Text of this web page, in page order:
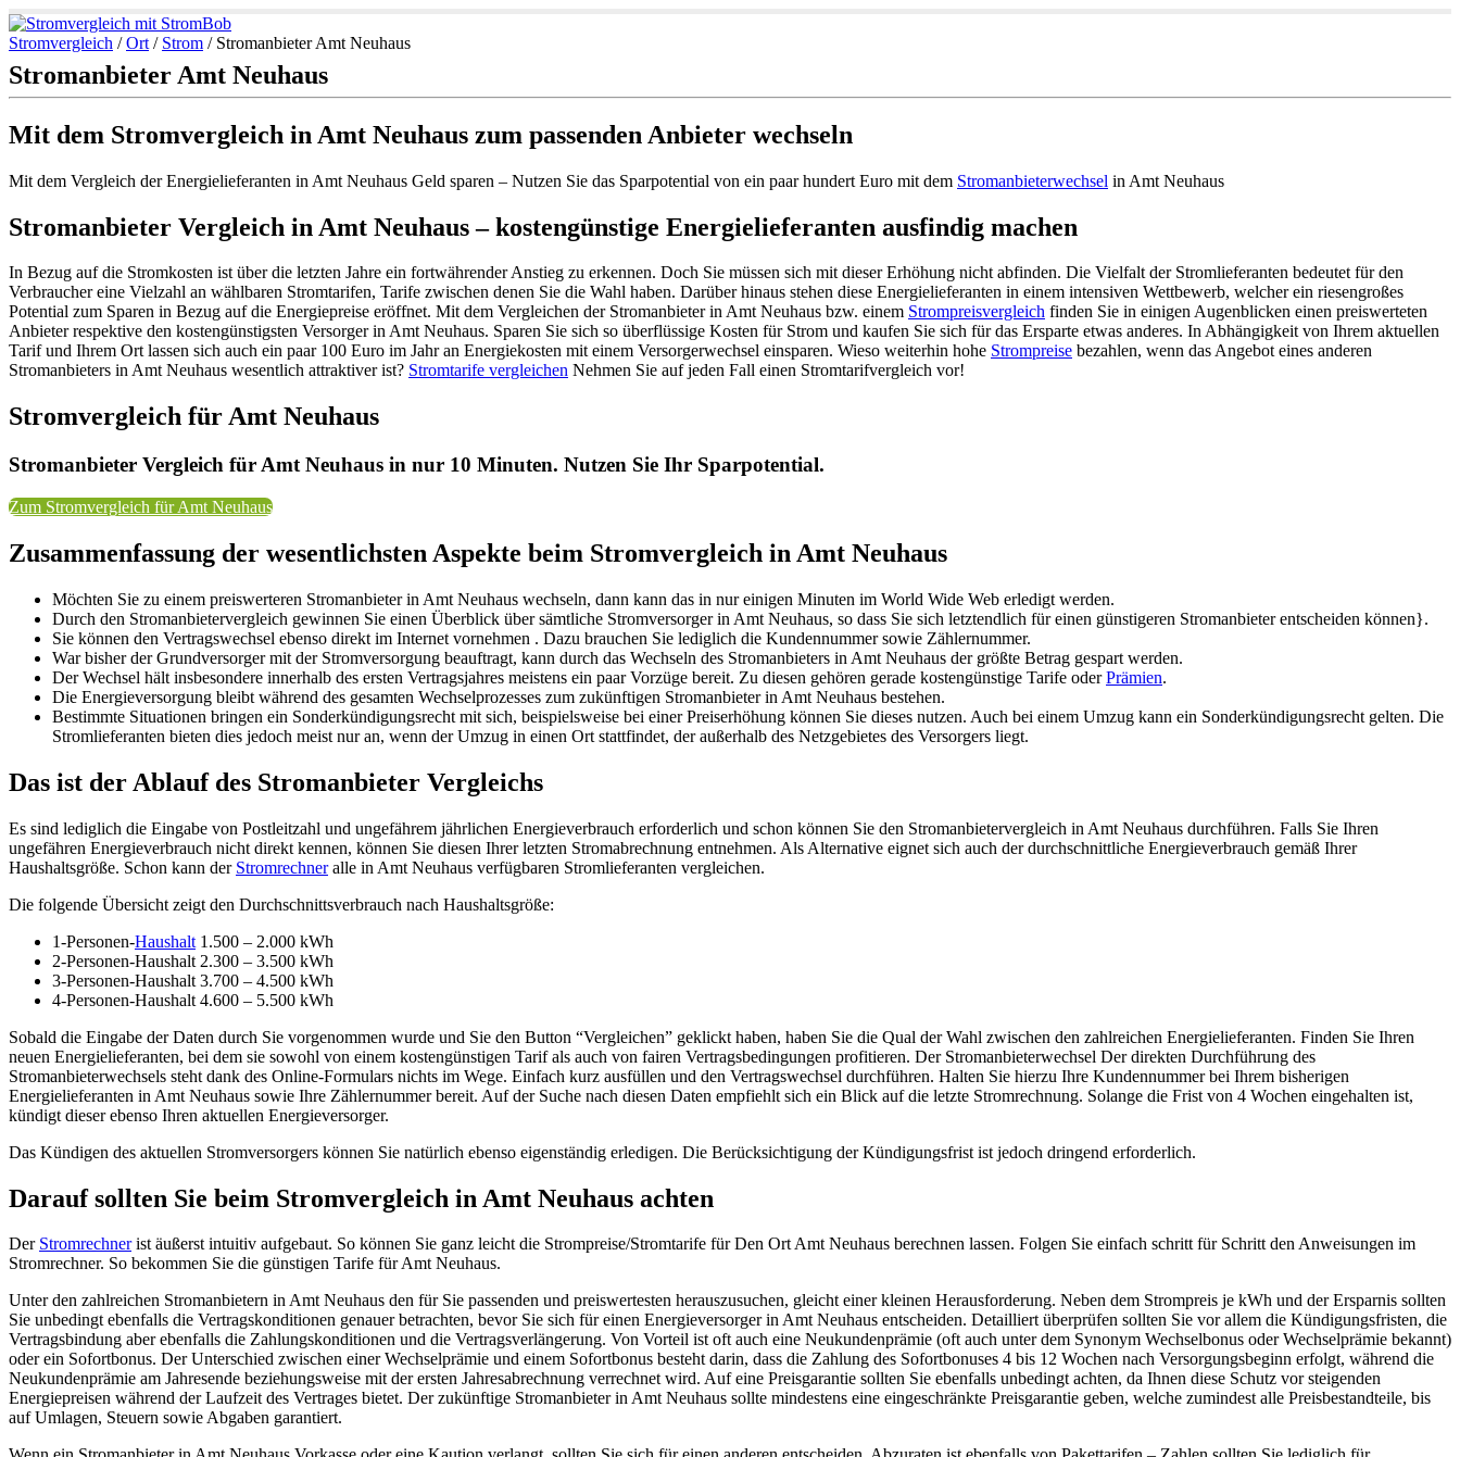
Stromvergleich /Ort / Strom / Stromanbieter Amt Neuhaus
Stromanbieter Amt Neuhaus
Mit dem Stromvergleich in Amt Neuhaus zum passenden Anbieter wechseln
Mit dem Vergleich der Energielieferanten in Amt Neuhaus Geld sparen – Nutzen Sie das Sparpotential von ein paar hundert Euro mit dem Stromanbieterwechsel in Amt Neuhaus
Stromanbieter Vergleich in Amt Neuhaus – kostengünstige Energielieferanten ausfindig machen
In Bezug auf die Stromkosten ist über die letzten Jahre ein fortwährender Anstieg zu erkennen. Doch Sie müssen sich mit dieser Erhöhung nicht abfinden. Die Vielfalt der Stromlieferanten bedeutet für den
Verbraucher eine Vielzahl an wählbaren Stromtarifen, Tarife zwischen denen Sie die Wahl haben. Darüber hinaus stehen diese Energielieferanten in einem intensiven Wettbewerb, welcher ein riesengroßes
Potential zum Sparen in Bezug auf die Energiepreise eröffnet. Mit dem Vergleichen der Stromanbieter in Amt Neuhaus bzw. einem Strompreisvergleich finden Sie in einigen Augenblicken einen preiswerteten
Anbieter respektive den kostengünstigsten Versorger in Amt Neuhaus. Sparen Sie sich so überflüssige Kosten für Strom und kaufen Sie sich für das Ersparte etwas anderes. In Abhängigkeit von Ihrem aktuellen
Tarif und Ihrem Ort lassen sich auch ein paar 100 Euro im Jahr an Energiekosten mit einem Versorgerwechsel einsparen. Wieso weiterhin hohe Strompreise bezahlen, wenn das Angebot eines anderen
Stromanbieters in Amt Neuhaus wesentlich attraktiver ist? Stromtarife vergleichen Nehmen Sie auf jeden Fall einen Stromtarifvergleich vor!
Stromvergleich für Amt Neuhaus
Stromanbieter Vergleich für Amt Neuhaus in nur 10 Minuten. Nutzen Sie Ihr Sparpotential.
Zum Stromvergleich für Amt Neuhaus
Zusammenfassung der wesentlichsten Aspekte beim Stromvergleich in Amt Neuhaus
Möchten Sie zu einem preiswerteren Stromanbieter in Amt Neuhaus wechseln, dann kann das in nur einigen Minuten im World Wide Web erledigt werden.
Durch den Stromanbietervergleich gewinnen Sie einen Überblick über sämtliche Stromversorger in Amt Neuhaus, so dass Sie sich letztendlich für einen günstigeren Stromanbieter entscheiden können}.
Sie können den Vertragswechsel ebenso direkt im Internet vornehmen . Dazu brauchen Sie lediglich die Kundennummer sowie Zählernummer.
War bisher der Grundversorger mit der Stromversorgung beauftragt, kann durch das Wechseln des Stromanbieters in Amt Neuhaus der größte Betrag gespart werden.
Der Wechsel hält insbesondere innerhalb des ersten Vertragsjahres meistens ein paar Vorzüge bereit. Zu diesen gehören gerade kostengünstige Tarife oderPrämien.
Die Energieversorgung bleibt während des gesamten Wechselprozesses zum zukünftigen Stromanbieter in Amt Neuhaus bestehen.
Bestimmte Situationen bringen ein Sonderkündigungsrecht mit sich, beispielsweise bei einer Preiserhöhung können Sie dieses nutzen. Auch bei einem Umzug kann ein Sonderkündigungsrecht gelten. Die
Stromlieferanten bieten dies jedoch meist nur an, wenn der Umzug in einen Ort stattfindet, der außerhalb des Netzgebietes des Versorgers liegt.
Das ist der Ablauf des Stromanbieter Vergleichs
Es sind lediglich die Eingabe von Postleitzahl und ungefährem jährlichen Energieverbrauch erforderlich und schon können Sie den Stromanbietervergleich in Amt Neuhaus durchführen. Falls Sie Ihren
ungefähren Energieverbrauch nicht direkt kennen, können Sie diesen Ihrer letzten Stromabrechnung entnehmen. Als Alternative eignet sich auch der durchschnittliche Energieverbrauch gemäß Ihrer
Haushaltsgröße. Schon kann der Stromrechneralle in Amt Neuhaus verfügbaren Stromlieferanten vergleichen.
Die folgende Übersicht zeigt den Durchschnittsverbrauch nach Haushaltsgröße:
1-Personen-Haushalt 1.500 – 2.000 kWh
2-Personen-Haushalt 2.300 – 3.500 kWh
3-Personen-Haushalt 3.700 – 4.500 kWh
4-Personen-Haushalt 4.600 – 5.500 kWh
Sobald die Eingabe der Daten durch Sie vorgenommen wurde und Sie den Button “Vergleichen” geklickt haben, haben Sie die Qual der Wahl zwischen den zahlreichen Energielieferanten. Finden Sie Ihren
neuen Energielieferanten, bei dem sie sowohl von einem kostengünstigen Tarif als auch von fairen Vertragsbedingungen profitieren. Der Stromanbieterwechsel Der direkten Durchführung des
Stromanbieterwechsels steht dank des Online-Formulars nichts im Wege. Einfach kurz ausfüllen und den Vertragswechsel durchführen. Halten Sie hierzu Ihre Kundennummer bei Ihrem bisherigen
Energielieferanten in Amt Neuhaus sowie Ihre Zählernummer bereit. Auf der Suche nach diesen Daten empfiehlt sich ein Blick auf die letzte Stromrechnung. Solange die Frist von 4 Wochen eingehalten ist,
kündigt dieser ebenso Ihren aktuellen Energieversorger.
Das Kündigen des aktuellen Stromversorgers können Sie natürlich ebenso eigenständig erledigen. Die Berücksichtigung der Kündigungsfrist ist jedoch dringend erforderlich.
Darauf sollten Sie beim Stromvergleich in Amt Neuhaus achten
Der Stromrechnerist äußerst intuitiv aufgebaut. So können Sie ganz leicht die Strompreise/Stromtarife für Den Ort Amt Neuhaus berechnen lassen. Folgen Sie einfach schritt für Schritt den Anweisungen im
Stromrechner. So bekommen Sie die günstigen Tarife für Amt Neuhaus.
Unter den zahlreichen Stromanbietern in Amt Neuhaus den für Sie passenden und preiswertesten herauszusuchen, gleicht einer kleinen Herausforderung. Neben dem Strompreis je kWh und der Ersparnis sollten
Sie unbedingt ebenfalls die Vertragskonditionen genauer betrachten, bevor Sie sich für einen Energieversorger in Amt Neuhaus entscheiden. Detailliert überprüfen sollten Sie vor allem die Kündigungsfristen, die
Vertragsbindung aber ebenfalls die Zahlungskonditionen und die Vertragsverlängerung. Von Vorteil ist oft auch eine Neukundenprämie (oft auch unter dem Synonym Wechselbonus oder Wechselprämie bekannt)
oder ein Sofortbonus. Der Unterschied zwischen einer Wechselprämie und einem Sofortbonus besteht darin, dass die Zahlung des Sofortbonuses 4 bis 12 Wochen nach Versorgungsbeginn erfolgt, während die
Neukundenprämie am Jahresende beziehungsweise mit der ersten Jahresabrechnung verrechnet wird. Auf eine Preisgarantie sollten Sie ebenfalls unbedingt achten, da Ihnen diese Schutz vor steigenden
Energiepreisen während der Laufzeit des Vertrages bietet. Der zukünftige Stromanbieter in Amt Neuhaus sollte mindestens eine eingeschränkte Preisgarantie geben, welche zumindest alle Preisbestandteile, bis
auf Umlagen, Steuern sowie Abgaben garantiert.